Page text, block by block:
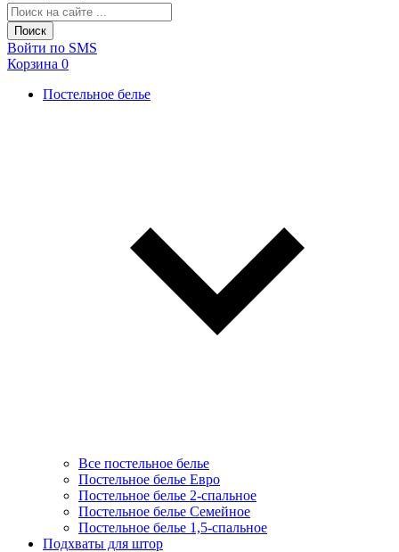
Поиск
Войти по SMS
Корзина 0
Постельное белье
Все постельное белье
Постельное белье Евро
Постельное белье 2-спальное
Постельное белье Семейное
Постельное белье 1,5-спальное
Подхваты для штор